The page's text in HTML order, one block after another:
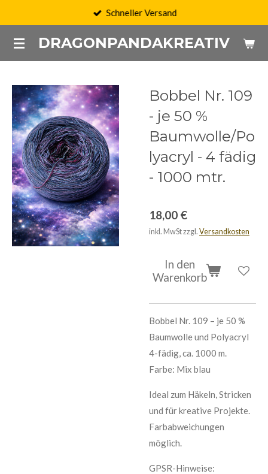
springenDRAGONPANDAKREATIV
Schneller Versand
Bobbel Nr. 109
- je 50 %
Baumwolle/Po
lyacryl - 4 fädig
- 1000 mtr.
18,00 €
inkl. MwSt zzgl. Versandkosten
In den
Warenkorb
Bobbel Nr. 109 – je 50 %
Baumwolle und Polyacryl
4-fädig, ca. 1000 m.
Farbe: Mix blau
Ideal zum Häkeln, Stricken
und für kreative Projekte.
Farbabweichungen
möglich.
GPSR-Hinweise: